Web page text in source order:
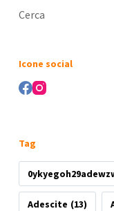
Icone social
Tag
Adescite (13)